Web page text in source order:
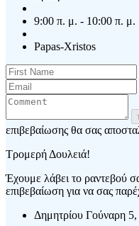
9:00 π. μ. - 10:00 π. μ.
Papas-Xristos
επιβεβαίωσης θα σας
Τρομερή Δουλειά!
Έχουμε λάβει το ραντεβού
επιβεβαίωση για να σας
Δημητρίου Γούναρη